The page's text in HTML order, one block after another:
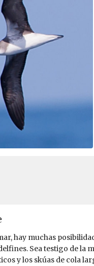
hay muchas
Sea testigo de
y los skúas de cola